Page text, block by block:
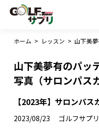
ホーム > レッスン >
山下美夢有のパッ
写真（サロンパス
【2023年】サロンパ
2023/08/23 ゴルフサプ